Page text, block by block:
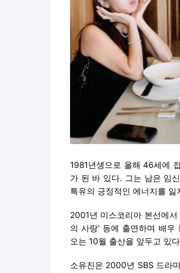
1981년생으로 올해 46세에
가 된 바 있다. 그는 남은 임
특유의 긍정적인 에너지를 잃
2001년 미스코리아 본선에
의 사랑' 등에 출연하며 배우
오는 10월 출산을 앞두고 있
소유진은 2000년 SBS 드라